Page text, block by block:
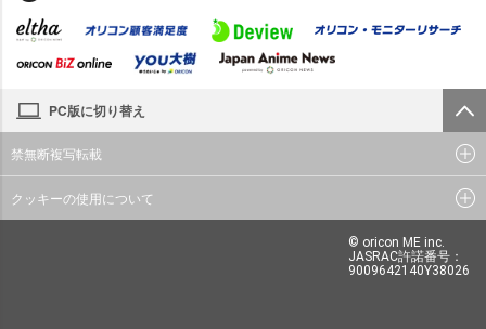
PC版に切り替え
禁無断複写転載
クッキーの使用について
© oricon ME inc.
JASRAC許諾番号：
9009642140Y38026